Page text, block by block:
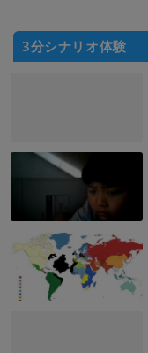
3分シナリオ体験